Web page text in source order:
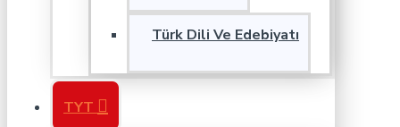
Türk Dili Ve Edebiyatı
TYT